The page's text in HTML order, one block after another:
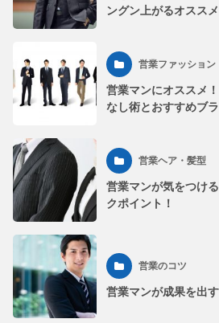
ングン上がるオスス
営業ファッション
営業マンにオススメ
なし術とおすすめブ
営業ヘア・髪型
営業マンが気をつけ
クポイント！
営業のコツ
営業マンが成果を出